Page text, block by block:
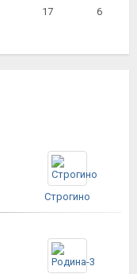
17 6
Строгино